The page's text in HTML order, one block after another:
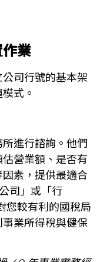
業
司行號的基本架
式。
進行諮詢。他們
營業額、是否有
素，提供最適合
司」或「行
您較有利的國稅局
業所得稅與健保